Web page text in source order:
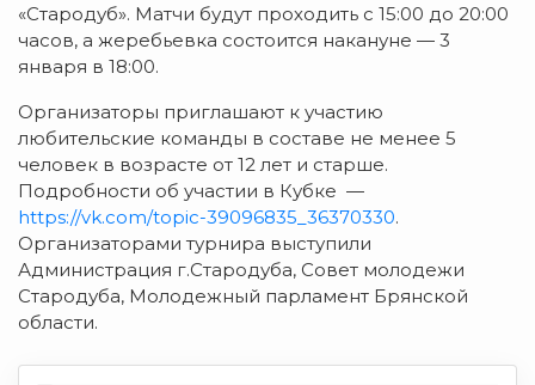
«Стародуб». Матчи будут проходить с 15:00 до 20:00
часов, а жеребьевка состоится накануне — 3
января в 18:00.
Организаторы приглашают к участию
любительские команды в составе не менее 5
человек в возрасте от 12 лет и старше.
Подробности об участии в Кубке —
https://vk.com/topic-39096835_36370330.
Организаторами турнира выступили
Администрация г.Стародуба, Совет молодежи
Стародуба, Молодежный парламент Брянской
области.